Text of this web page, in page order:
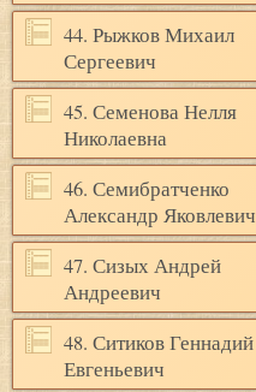
44. Рыжков Михаил
Сергеевич
45. Семенова Нелля
Николаевна
46. Семибратченко
Александр Яковлевич
47. Сизых Андрей
Андреевич
48. Ситиков Геннадий
Евгеньевич